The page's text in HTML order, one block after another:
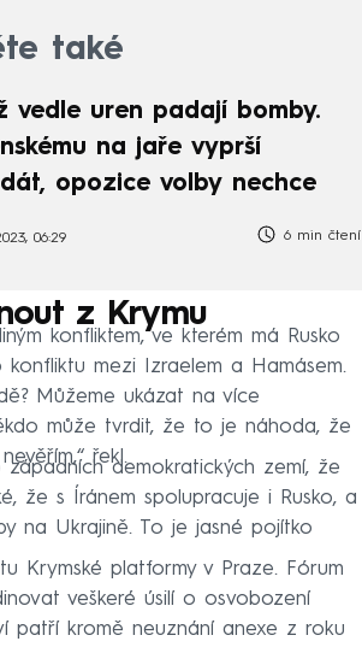
také
vedle uren padají bomby.
na jaře vyprší
opozice volby nechce
06:29 6 min čtení
z Krymu
konfliktem, ve kterém má Rusko
mezi Izraelem a Hamásem.
Můžeme ukázat na více
může tvrdit, že to je náhoda, že
řekl.
demokratických zemí, že
že s Íránem spolupracuje i Rusko, a
na Ukrajině. To je jasné pojítko
Krymské platformy v Praze. Fórum
veškeré úsilí o osvobození
patří kromě neuznání anexe z roku